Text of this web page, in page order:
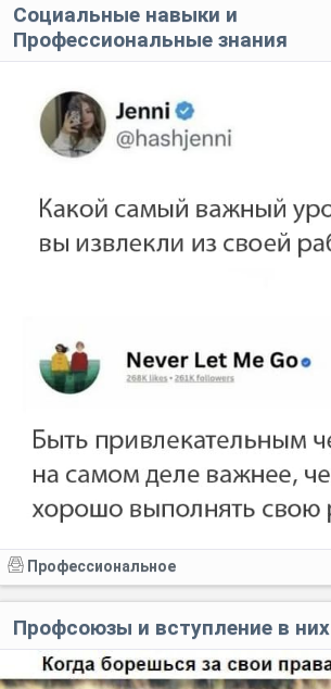
Социальные навыки и
Профессиональные знания
Профессиональное
Профсоюзы и вступление в них